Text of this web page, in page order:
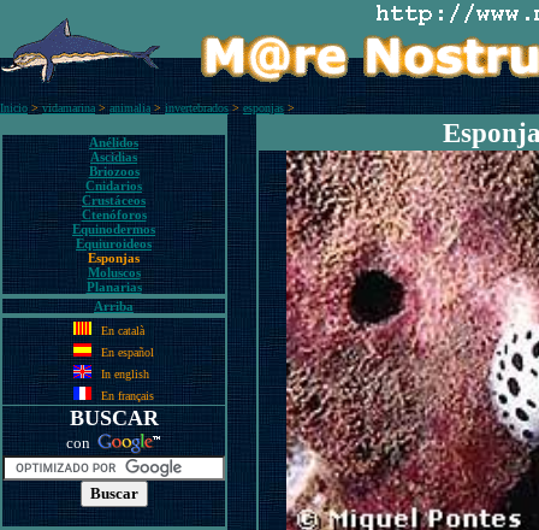
Inicio >vidamarina > animalia > invertebrados>esponjas >
Anélidos
Ascidias
Briozoos
Cnidarios
Crustáceos
Ctenóforos
Equinodermos
Equiuroideos
Esponjas
Moluscos
Planarias
Arriba
En català
En español
In english
En français
BUSCAR
con